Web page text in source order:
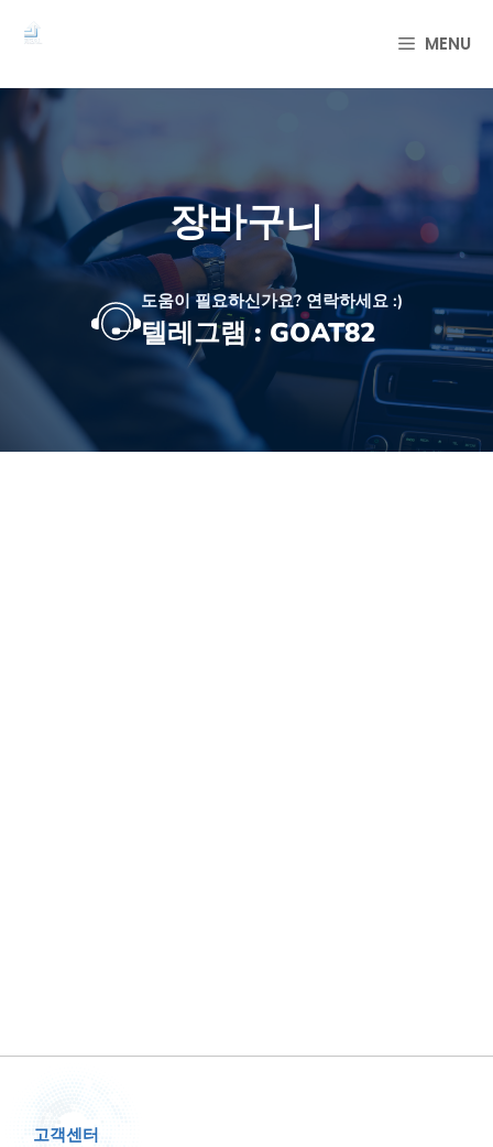
로
너
MENU
장바구니
도움이 필요하신가요? 연락하세요 :)
텔레그램 : GOAT82
고객센터